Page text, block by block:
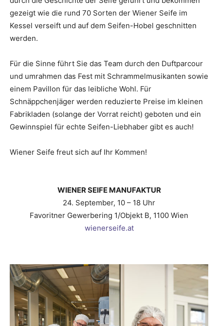
gezeigt wie die rund 70 Sorten der Wiener Seife im
Kessel verseift und auf dem Seifen-Hobel geschnitten
werden.
Für die Sinne führt Sie das Team durch den Duftparcour
und umrahmen das Fest mit Schrammelmusikanten sowie
einem Pavillon für das leibliche Wohl. Für
Schnäppchenjäger werden reduzierte Preise im kleinen
Fabrikladen (solange der Vorrat reicht) geboten und ein
Gewinnspiel für echte Seifen-Liebhaber gibt es auch!
Wiener Seife freut sich auf Ihr Kommen!
WIENER SEIFE MANUFAKTUR
24. September, 10 – 18 Uhr
Favoritner Gewerbering 1/Objekt B, 1100 Wien
wienerseife.at